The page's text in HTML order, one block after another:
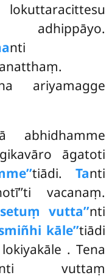
nti
ariyamagge
abhidhamme
āgatoti
tiādi. Tanti
vacanaṃ.
vutta’’nti
kāle’’tiādi
. Tena
vuttaṃ